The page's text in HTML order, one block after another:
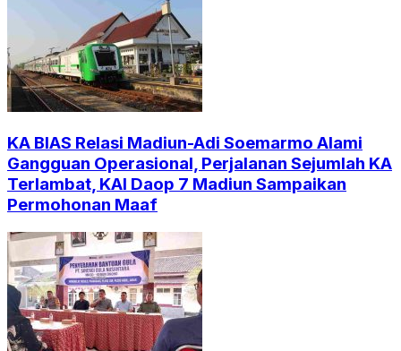
KA BIAS Relasi Madiun-Adi Soemarmo Alami
Gangguan Operasional, Perjalanan Sejumlah KA
Terlambat, KAI Daop 7 Madiun Sampaikan
Permohonan Maaf